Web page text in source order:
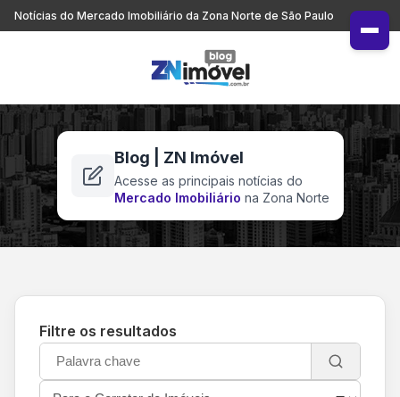
Notícias do Mercado Imobiliário da Zona Norte de São Paulo
Blog | ZN Imóvel
Acesse as principais notícias do
Mercado Imobiliário na Zona Norte
Filtre os resultados